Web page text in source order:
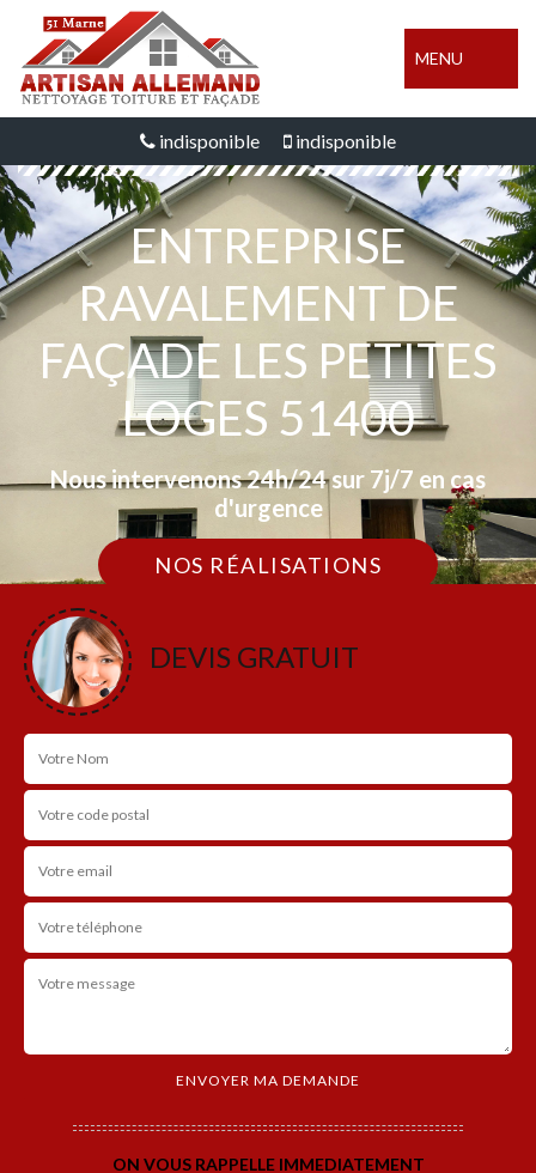
MENU
indisponible indisponible
ENTREPRISE
RAVALEMENT DE
FAÇADE LES PETITES
LOGES 51400
Nous intervenons 24h/24 sur 7j/7 en cas
d'urgence
NOS RÉALISATIONS
DEVIS GRATUIT
ON VOUS RAPPELLE IMMEDIATEMENT